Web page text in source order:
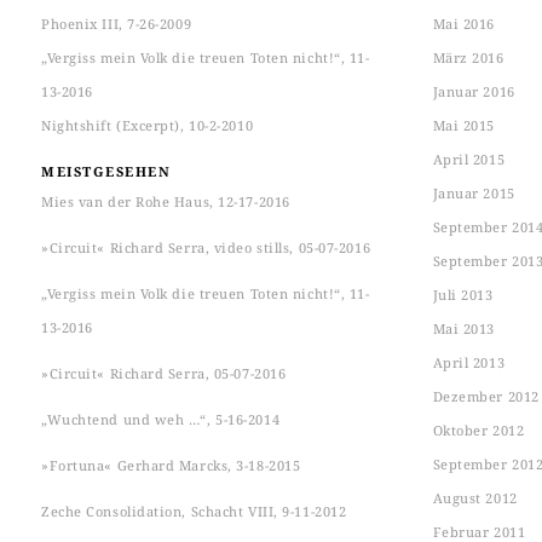
Phoenix III, 7-26-2009
„Vergiss mein Volk die treuen Toten nicht!“, 11-
13-2016
Nightshift (Excerpt), 10-2-2010
MEISTGESEHEN
Mies van der Rohe Haus, 12-17-2016
»Circuit« Richard Serra, video stills, 05-07-2016
„Vergiss mein Volk die treuen Toten nicht!“, 11-
13-2016
»Circuit« Richard Serra, 05-07-2016
„Wuchtend und weh …“, 5-16-2014
»Fortuna« Gerhard Marcks, 3-18-2015
Zeche Consolidation, Schacht VIII, 9-11-2012
Mai 2016
März 2016
Januar 2016
Mai 2015
April 2015
Januar 2015
September
September
Juli 2013
Mai 2013
April 2013
Dezember 2012
Oktober 2012
September
August 2012
Februar 2011